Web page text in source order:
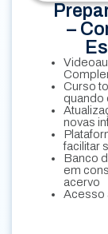
–
Curso
quando
novas
facilitar
Banco
em
acervo
Acesso